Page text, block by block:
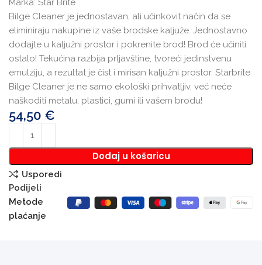
Marka:Star Brite
Bilge Cleaner je jednostavan, ali učinkovit način da se
eliminiraju nakupine iz vaše brodske kaljuže. Jednostavno
dodajte u kaljužni prostor i pokrenite brod! Brod će učiniti
ostalo! Tekućina razbija prljavštine, tvoreći jedinstvenu
emulziju, a rezultat je čist i mirisan kaljužni prostor. Starbrite
Bilge Cleaner je ne samo ekološki prihvatljiv, već neće
naškoditi metalu, plastici, gumi ili vašem brodu!
54,50 €
Dodaj u košaricu
Usporedi
Podijeli
Metode
plaćanje